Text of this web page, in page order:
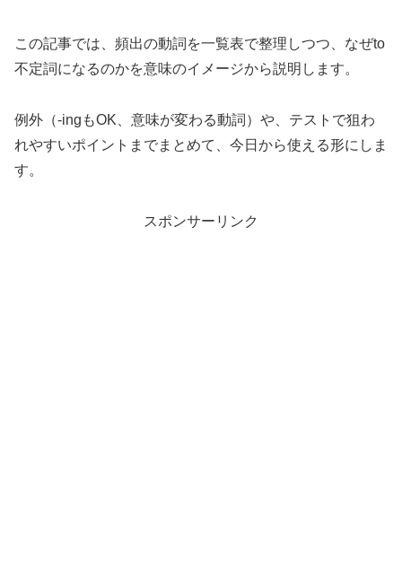
この記事では、頻出の動詞を一覧表で整理しつつ、なぜto
不定詞になるのかを意味のイメージから説明します。
例外（-ingもOK、意味が変わる動詞）や、テストで狙わ
れやすいポイントまでまとめて、今日から使える形にしま
す。
スポンサーリンク